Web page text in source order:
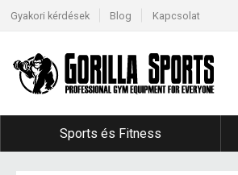
Gyakori kérdések Blog Kapcsolat
Sports és Fitness